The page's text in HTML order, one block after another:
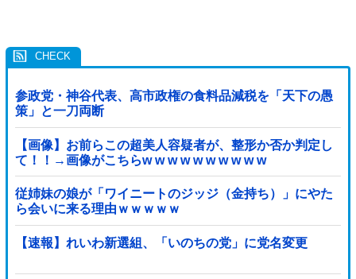
参政党・神谷代表、高市政権の食料品減税を「天下の愚
策」と一刀両断
【画像】お前らこの超美人容疑者が、整形か否か判定し
て！！→画像がこちらw w w w w w w w w w
従姉妹の娘が「ワイニートのジッジ（金持ち）」にやた
ら会いに来る理由ｗｗｗｗｗ
【速報】れいわ新選組、「いのちの党」に党名変更